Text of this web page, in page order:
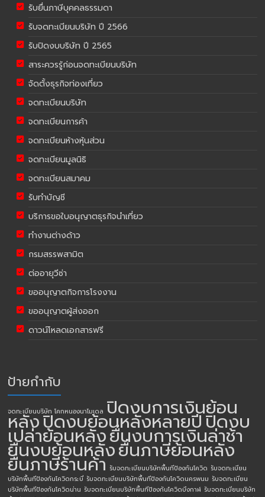
รับยื่นภาษีบุคคลธรรมดา
รับจดทะเบียนบริษัท ปี 2566
รับปิดงบบริษัท ปี 2565
สาระควรรู้ก่อนจดทะเบียนบริษัท
จัดตั้งธุรกิจท่องเที่ยว
จดทะเบียนบริษัท
จดทะเบียนการค้า
จดทะเบียนห้างหุ้นส่วน
จดทะเบียนมูลนิธิ
จดทะเบียนสมาคม
รับทำบัญชี
บริการขอใบอนุญาตธุรกิจนำเที่ยว
ทำงานต่างด้าว
กรมสรรพสามิต
ต่ออายุวีซ่า
ขออนุญาตกิจการโรงงาน
ขออนุญาตผู้ส่งออก
ดาวน์โหลดเอกสารฟรี
ป้ายกำกับ
จดทะเบียนบริษัท โคกหนองนาโมเดล ปิดงบการเงินย้อน
หลังปิดงบย้อนหลังหลายปีปิดงบ
เปล่าย้อนหลังยื่นงบการเงินล่าช้า
ยื่นงบย้อนหลังยื่นภาษีย้อนหลัง
ยื่นภาษีร้านค้า รับจดทะเบียนบริษัทพื้นทีป้องกันโควิด รับจดทะเบียน
บริษัทพื้นทีป้องกันโควิดกระบี่ รับจดทะเบียนบริษัทพื้นทีป้องกันโควิดนครพนม รับจดทะเบียน
บริษัทพื้นทีป้องกันโควิดน่าน รับจดทะเบียนบริษัทพื้นทีป้องกันโควิดบึงกาฬ รับจดทะเบียนบริษัท